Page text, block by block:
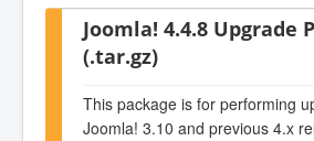
Joomla! 4.4.8 Upgrade
(.tar.gz)
This package is for performing
Joomla! 3.10 and previous 4.x